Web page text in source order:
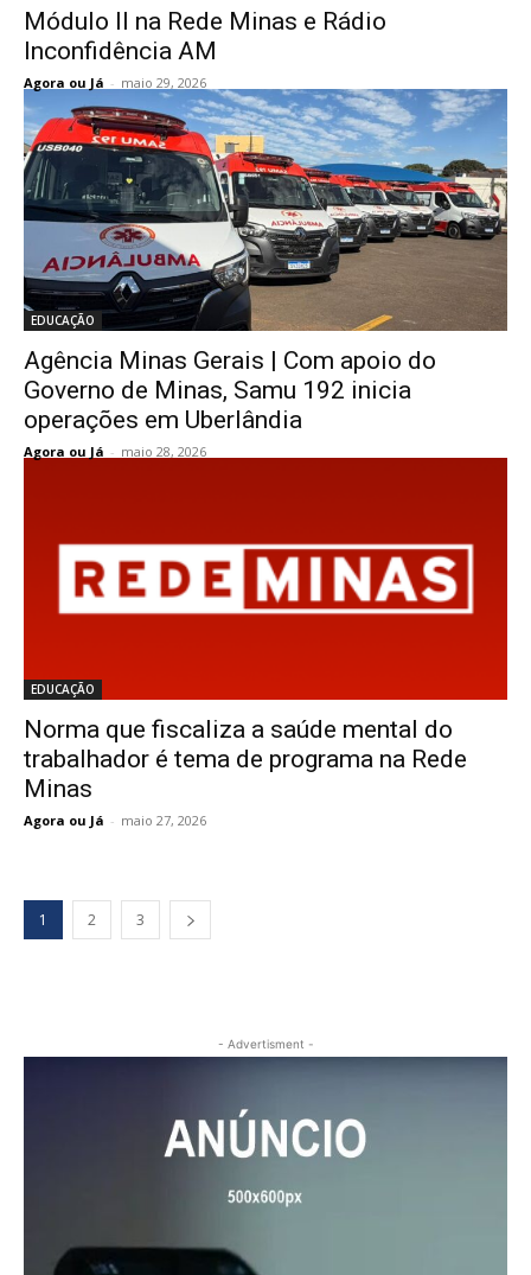
Módulo II na Rede Minas e Rádio
Inconfidência AM
Agora ou Já - maio 29, 2026
EDUCAÇÃO
Agência Minas Gerais | Com apoio do
Governo de Minas, Samu 192 inicia
operações em Uberlândia
Agora ou Já - maio 28, 2026
EDUCAÇÃO
Norma que fiscaliza a saúde mental do
trabalhador é tema de programa na Rede
Minas
Agora ou Já - maio 27, 2026
1 2 3
- Advertisment -